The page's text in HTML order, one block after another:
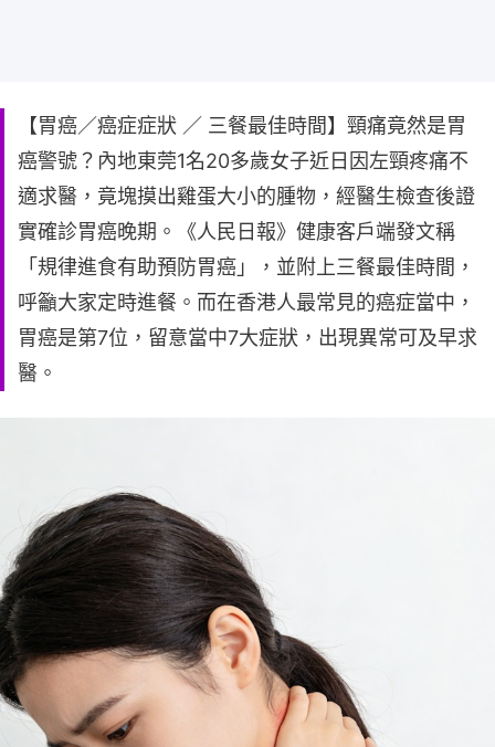
【胃癌／癌症症狀 ／ 三餐最佳時間】頸痛竟然是胃
癌警號？內地東莞1名20多歲女子近日因左頸疼痛不
適求醫，竟塊摸出雞蛋大小的腫物，經醫生檢查後證
實確診胃癌晚期。《人民日報》健康客戶端發文稱
「規律進食有助預防胃癌」，並附上三餐最佳時間，
呼籲大家定時進餐。而在香港人最常見的癌症當中，
胃癌是第7位，留意當中7大症狀，出現異常可及早求
醫。